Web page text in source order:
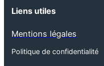
Liens utiles
Mentions légales
Politique de confidentialité